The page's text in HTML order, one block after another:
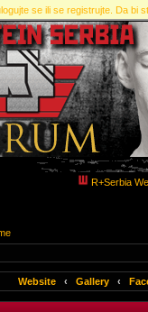
se ili se registrujte. Da bi
R+Serbia
Website ‹ Gallery ‹